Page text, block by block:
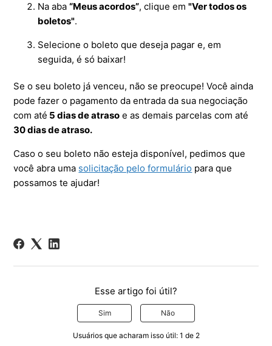
Na aba“Meus acordos”, clique em"Ver todos os
boletos".
Selecione o boleto que deseja pagar e, em
seguida, é só baixar!
Se o seu boleto já venceu, não se preocupe! Você ainda
pode fazer o pagamento da entrada da sua negociação
com até 5 dias de atraso e as demais parcelas com até
30 dias de atraso.
Caso o seu boleto não esteja disponível, pedimos que
você abra uma solicitação pelo formulário para que
possamos te ajudar!
Esse artigo foi útil?
Sim Não
Usuários que acharam isso útil: 1 de 2